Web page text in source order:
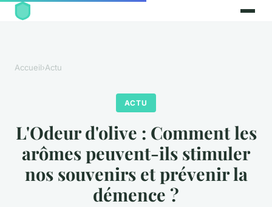
Accueil›Actu
ACTU
L'Odeur d'olive : Comment les
arômes peuvent-ils stimuler
nos souvenirs et prévenir la
démence ?